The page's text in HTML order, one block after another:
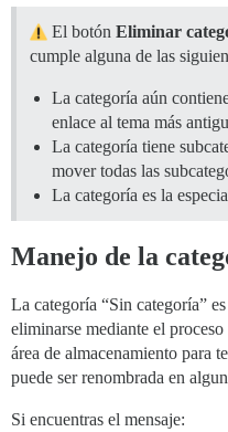
El botón Eliminar
cumple alguna de las
La categoría aún
enlace al tema más
La categoría tiene
mover todas las
La categoría es la
Manejo de la
La categoría “Sin categoría”
eliminarse mediante el
área de almacenamiento para
puede ser renombrada en
Si encuentras el mensaje: